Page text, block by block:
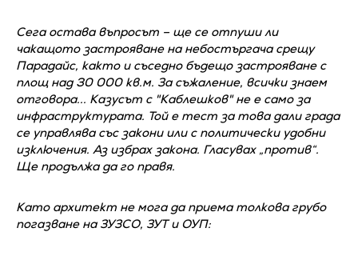
Сега остава въпросът – ще се отпуши ли
чакащото застрояване на небостъргача срещу
Парадайс, както и съседно бъдещо застрояване с
площ над 30 000 кв.м. За съжаление, всички знаем
отговора... Казусът с "Каблешков" не е само за
инфраструктурата. Той е тест за това дали града
се управлява със закони или с политически удобни
изключения. Аз избрах закона. Гласувах „против“.
Ще продължа да го правя.
Като архитект не мога да приема толкова грубо
погазване на ЗУЗСО, ЗУТ и ОУП: